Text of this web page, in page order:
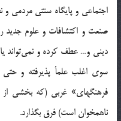
اجتماعی‌ و پایگاه‌ سنتی‌ مردمی‌
صنعت‌ و اکتشافات‌ و علوم‌ جدید
دینی‌ و… عطف‌ کرده‌ و نمی‌تواند
سوی‌ اغلب‌ علمأ پذیرفته‌ و
فرهنگهای» غربی‌ (که‌ بخشی‌ از
ناهمخوان‌ است) فرق‌ بگذارد.